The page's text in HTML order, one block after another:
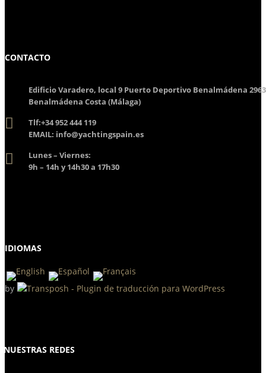
CONTACTO
Edificio Varadero, local 9 Puerto Deportivo Benalmádena
Benalmádena Costa (Málaga)
Tlf:+34 952 444 119
EMAIL: info@yachtingspain.es
Lunes – Viernes:
9h – 14h y 14h30 a 17h30
IDIOMAS
by
NUESTRAS REDES